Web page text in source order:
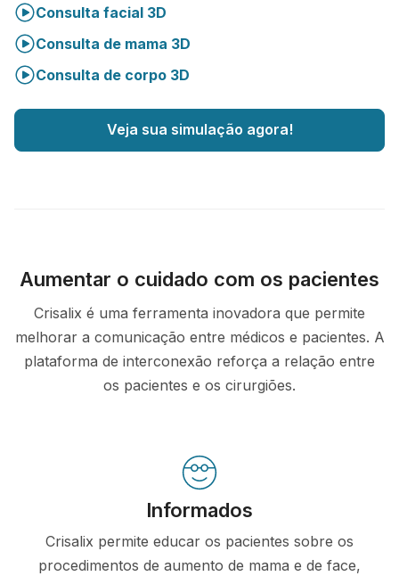
Consulta facial 3D
Consulta de mama 3D
Consulta de corpo 3D
Veja sua simulação agora!
Aumentar o cuidado com os pacientes
Crisalix é uma ferramenta inovadora que permite
melhorar a comunicação entre médicos e pacientes. A
plataforma de interconexão reforça a relação entre
os pacientes e os cirurgiões.
Informados
Crisalix permite educar os pacientes sobre os
procedimentos de aumento de mama e de face,